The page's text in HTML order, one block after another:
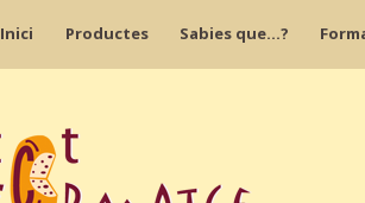
Inici Productes Sabies que…?